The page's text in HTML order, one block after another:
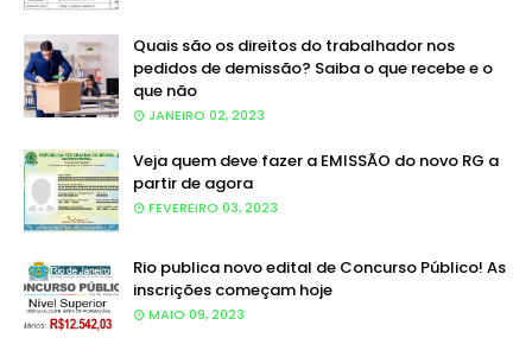
Quais são os direitos do trabalhador nos
pedidos de demissão? Saiba o que recebe e o
que não
JANEIRO 02, 2023
Veja quem deve fazer a EMISSÃO do novo RG a
partir de agora
FEVEREIRO 03, 2023
Rio publica novo edital de Concurso Público! As
inscrições começam hoje
MAIO 09, 2023